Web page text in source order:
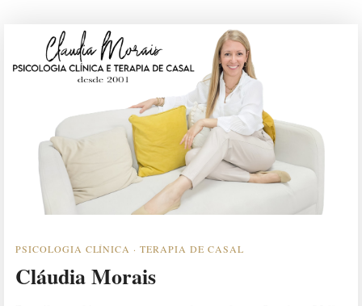
PSICOLOGIA CLÍNICA · TERAPIA DE CASAL
Cláudia Morais